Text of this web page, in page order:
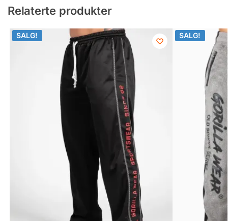
Relaterte produkter
SALG!
SALG! SALG!
SALG!